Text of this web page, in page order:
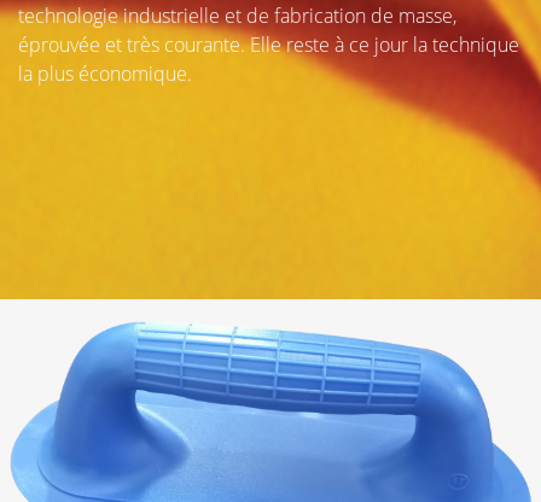
technologie industrielle et de fabrication de masse,
éprouvée et très courante. Elle reste à ce jour la technique
la plus économique.